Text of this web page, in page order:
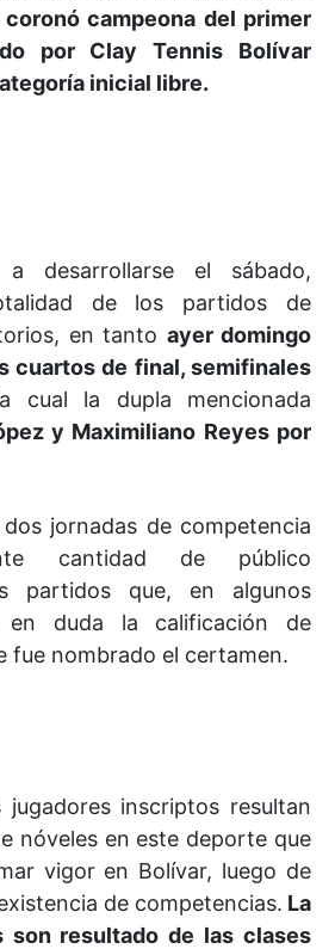
campeona del primer
por Clay Tennis Bolívar
inicial libre.
desarrollarse el sábado,
de los partidos de
en tanto ayer domingo
cuartos de final, semifinales
cual la dupla mencionada
y Maximiliano Reyes por
jornadas de competencia
cantidad de público
partidos que, en algunos
en duda la calificación de
fue nombrado el certamen.
jugadores inscriptos resultan
nóveles en este deporte que
vigor en Bolívar, luego de
de competencias. La
son resultado de las clases